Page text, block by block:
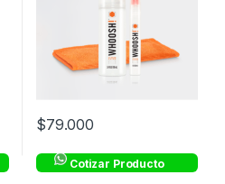
$79.000
Cotizar Producto